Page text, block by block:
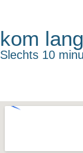
kom
Slechts 10